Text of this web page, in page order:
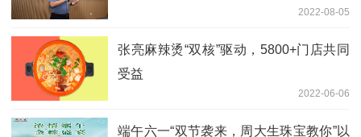
2022-08-05
张亮麻辣烫“双核”驱动，5800+门店共同
受益
2022-06-06
端午六一“双节袭来，周大生珠宝教你”以